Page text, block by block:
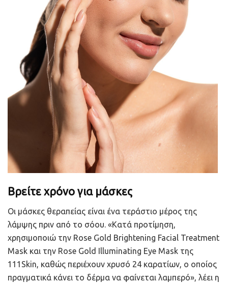
Βρείτε χρόνο για μάσκες
Οι μάσκες θεραπείας είναι ένα τεράστιο μέρος της
λάμψης πριν από το σόου. «Κατά προτίμηση,
χρησιμοποιώ την Rose Gold Brightening Facial Treatment
Mask και την Rose Gold Illuminating Eye Mask της
111Skin, καθώς περιέχουν χρυσό 24 καρατίων, ο οποίος
πραγματικά κάνει το δέρμα να φαίνεται λαμπερό», λέει η